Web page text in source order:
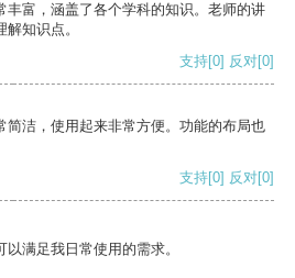
丰富，涵盖了各个学科的知识。老师的讲
知识点。
支持[0] 反对[0]
简洁，使用起来非常方便。功能的布局也
支持[0] 反对[0]
满足我日常使用的需求。